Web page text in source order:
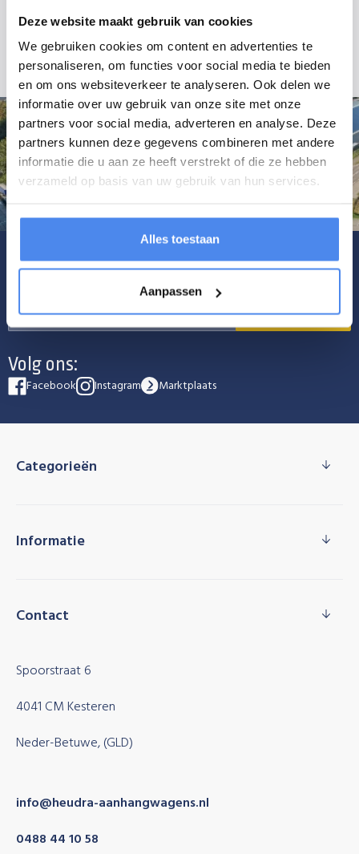
Deze website maakt gebruik van cookies
We gebruiken cookies om content en advertenties te
personaliseren, om functies voor social media te bieden
en om ons websiteverkeer te analyseren. Ook delen we
informatie over uw gebruik van onze site met onze
partners voor social media, adverteren en analyse. Deze
partners kunnen deze gegevens combineren met andere
informatie die u aan ze heeft verstrekt of die ze hebben
verzameld op basis van uw gebruik van hun services.
Alles toestaan
Aanpassen
Stalen oprijplaten 250x30x7,5cm voor Anssems SX aanhangwagens.
Schrijf je in voor onze nieuwsbrief
Abonneer
Volg ons:
Facebook Instagram Marktplaats
Categorieën
Informatie
Contact
Spoorstraat 6
4041 CM Kesteren
Neder-Betuwe, (GLD)
info@heudra-aanhangwagens.nl
0488 44 10 58